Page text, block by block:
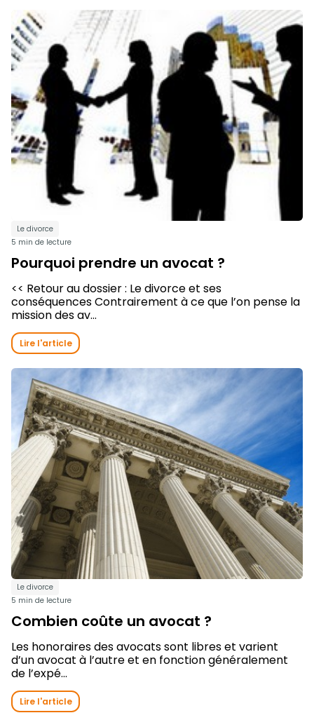
Le divorce
5 min de lecture
Pourquoi prendre un avocat ?
<< Retour au dossier : Le divorce et ses
conséquences Contrairement à ce que l’on pense la
mission des av...
Lire l'article
Le divorce
5 min de lecture
Combien coûte un avocat ?
Les honoraires des avocats sont libres et varient
d’un avocat à l’autre et en fonction généralement
de l’expé...
Lire l'article